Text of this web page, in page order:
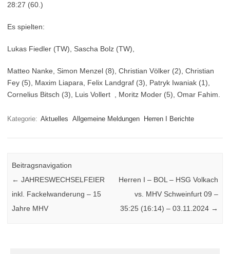
28:27 (60.)
Es spielten:
Lukas Fiedler (TW), Sascha Bolz (TW),
Matteo Nanke, Simon Menzel (8), Christian Völker (2), Christian
Fey (5), Maxim Liapara, Felix Landgraf (3), Patryk Iwaniak (1),
Cornelius Bitsch (3), Luis Vollert , Moritz Moder (5), Omar Fahim.
Kategorie: Aktuelles Allgemeine Meldungen Herren I Berichte
Beitragsnavigation
← JAHRESWECHSELFEIER
inkl. Fackelwanderung – 15
Jahre MHV
Herren I – BOL – HSG Volkach
vs. MHV Schweinfurt 09 –
35:25 (16:14) – 03.11.2024 →